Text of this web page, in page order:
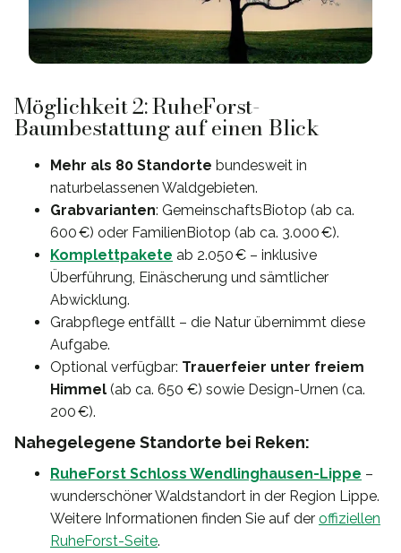
Möglichkeit 2: RuheForst-
Baumbestattung auf einen Blick
Mehr als 80 Standorte bundesweit in
naturbelassenen Waldgebieten.
Grabvarianten: GemeinschaftsBiotop (ab ca.
600 €) oder FamilienBiotop (ab ca. 3.000 €).
Komplettpakete ab 2.050 € – inklusive
Überführung, Einäscherung und sämtlicher
Abwicklung.
Grabpflege entfällt – die Natur übernimmt diese
Aufgabe.
Optional verfügbar: Trauerfeier unter freiem
Himmel (ab ca. 650 €) sowie Design-Urnen (ca.
200 €).
Nahegelegene Standorte bei Reken:
RuheForst Schloss Wendlinghausen-Lippe –
wunderschöner Waldstandort in der Region Lippe.
Weitere Informationen finden Sie auf der offiziellen
RuheForst-Seite.